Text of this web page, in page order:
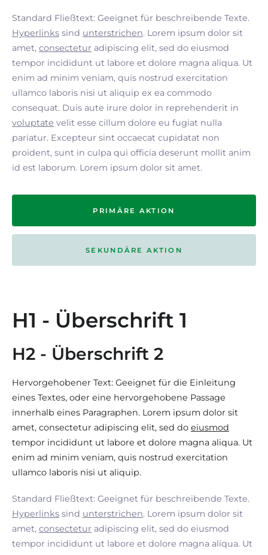
Standard Fließtext: Geeignet für beschreibende Texte.
Hyperlinks sind unterstrichen. Lorem ipsum dolor sit
amet, consectetur adipiscing elit, sed do eiusmod
tempor incididunt ut labore et dolore magna aliqua. Ut
enim ad minim veniam, quis nostrud exercitation
ullamco laboris nisi ut aliquip ex ea commodo
consequat. Duis aute irure dolor in reprehenderit in
voluptate velit esse cillum dolore eu fugiat nulla
pariatur. Excepteur sint occaecat cupidatat non
proident, sunt in culpa qui officia deserunt mollit anim
id est laborum. Lorem ipsum dolor sit amet.
PRIMÄRE AKTION
SEKUNDÄRE AKTION
H1 - Überschrift 1
H2 - Überschrift 2
Hervorgehobener Text: Geeignet für die Einleitung
eines Textes, oder eine hervorgehobene Passage
innerhalb eines Paragraphen. Lorem ipsum dolor sit
amet, consectetur adipiscing elit, sed do eiusmod
tempor incididunt ut labore et dolore magna aliqua. Ut
enim ad minim veniam, quis nostrud exercitation
ullamco laboris nisi ut aliquip.
Standard Fließtext: Geeignet für beschreibende Texte.
Hyperlinks sind unterstrichen. Lorem ipsum dolor sit
amet, consectetur adipiscing elit, sed do eiusmod
tempor incididunt ut labore et dolore magna aliqua. Ut